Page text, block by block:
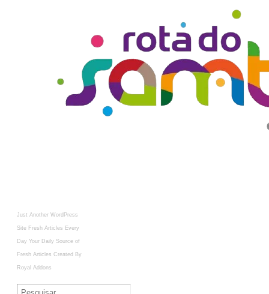
Just Another WordPress
Site Fresh Articles Every
Day Your Daily Source of
Fresh Articles Created By
Royal Addons